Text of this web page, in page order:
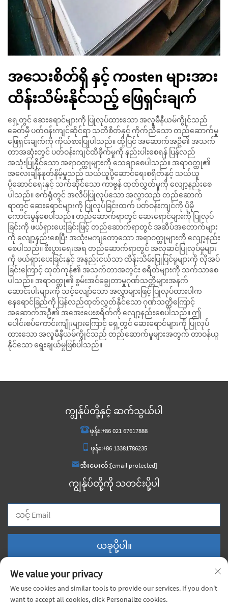
အသေးစိတ်ရှိ နှင့် ကosten များအား
ထိန်းသိမ်းနိုင်သည့် ဖြေရှင်းချက်
ရှေ့တွင် ဆေးရောင်များကို ပြုလုပ်ထားသော အလူမီနီယမ်ကွိုင်သည်
ခေတ်မှီ ပတ်ဝန်းကျင်ဆိုင်ရာ သတိစိတ်နှင့် ကိုက်ညီသော တည်ဆောက်မှု
ဖြေရှင်းချက်ကို ကိုယ်စားပြုပါသည်။ ထို့ပြင် အဆောက်အဦ၏ အသက်
တာအဆုံးတွင် ပတ်ဝန်းကျင်ထိခိုက်မှုကို နည်းပါးစေရန် ပြန်လည်
အသုံးပြုနိုင်သော အရာဝတ္ထုများကို သေချာစေပါသည်။ အရာဝတ္ထု၏
အလေးချိန်နုတ်နိမ့်မှုသည် သယ်ယူပို့ဆောင်ရေးစရိတ်နှင့် သယ်ယူ
ပို့ဆောင်ရေးနှင့် သက်ဆိုင်သော ကာဗွန် ထုတ်လွှတ်မှုကို လျော့နည်းစေ
ပါသည်။ စက်ရုံတွင် အလိပ်ပြုလုပ်သော အလွှာသည် တည်ဆောက်
ရာတွင် ဆေးရောင်များကို ပြုလုပ်ခြင်းထက် ပတ်ဝန်းကျင်ကို ပိုမို
ကောင်းမွန်စေပါသည်။ တည်ဆောက်ရာတွင် ဆေးရောင်များကို ပြုလုပ်
ခြင်းကို ဖယ်ရှားပေးခြင်းဖြင့် တည်ဆောက်ရာတွင် အဆိပ်အတောက်များ
ကို လျော့နည်းစေပြီး အသုံးမကျတော့သော အရာဝတ္ထုများကို လျော့နည်း
စေပါသည်။ စီးပွားရေးအရ တည်ဆောက်ရာတွင် အလှဆင်ပြုလုပ်မှုများ
ကို ဖယ်ရှားပေးခြင်းနှင့် အနည်းငယ်သာ ထိန်းသိမ်းပြုပြင်မှုများကို လိုအပ်
ခြင်းကြောင့် ထုတ်ကုန်၏ အသက်တာအတွင်း စရိတ်များကို သက်သာစေ
ပါသည်။ အရာဝတ္ထု၏ စွမ်းအင်ချွေတာမှုဂုဏ်သတ္တိများအနက်
ဆောင်းပါးများကို သင့်လျော်သော အလွှာများဖြင့် ပြုလုပ်ထားပါက
နေရောင်ခြည်ကို ပြန်လည်ထုတ်လွှတ်နိုင်သော ဂုဏ်သတ္တိကြောင့်
အဆောက်အဦ၏ အအေးပေးစရိတ်ကို လျော့နည်းစေပါသည်။ ဤ
ပေါင်းစပ်ကောင်းကျိုးများကြောင့် ရှေ့တွင် ဆေးရောင်များကို ပြုလုပ်
ထားသော အလူမီနီယမ်ကွိုင်သည် တည်ဆောက်မှုများအတွက် တာဝန်ယူ
နိုင်သော ရွေးချယ်မှုဖြစ်ပါသည်။
ကျွန်ုပ်တို့နှင့် ဆက်သွယ်ပါ
ဖုန်း:+86 021 67617888
ဖုန်း:+86 13381786235
အီးမေးလ်:[email protected]
ကျွန်ုပ်တို့ကို သတင်းပို့ပါ
ယခုပို့ပါ။
We value your privacy
We use cookies and similar tools to provide our services. If you don't
want to accept all cookies, click Personalize cookies.